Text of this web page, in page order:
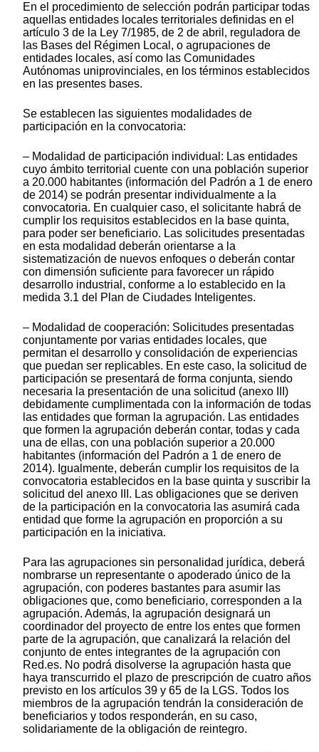
En el procedimiento de selección podrán participar todas
aquellas entidades locales territoriales definidas en el
artículo 3 de la Ley 7/1985, de 2 de abril, reguladora de
las Bases del Régimen Local, o agrupaciones de
entidades locales, así como las Comunidades
Autónomas uniprovinciales, en los términos establecidos
en las presentes bases.
Se establecen las siguientes modalidades de
participación en la convocatoria:
– Modalidad de participación individual: Las entidades
cuyo ámbito territorial cuente con una población superior
a 20.000 habitantes (información del Padrón a 1 de enero
de 2014) se podrán presentar individualmente a la
convocatoria. En cualquier caso, el solicitante habrá de
cumplir los requisitos establecidos en la base quinta,
para poder ser beneficiario. Las solicitudes presentadas
en esta modalidad deberán orientarse a la
sistematización de nuevos enfoques o deberán contar
con dimensión suficiente para favorecer un rápido
desarrollo industrial, conforme a lo establecido en la
medida 3.1 del Plan de Ciudades Inteligentes.
– Modalidad de cooperación: Solicitudes presentadas
conjuntamente por varias entidades locales, que
permitan el desarrollo y consolidación de experiencias
que puedan ser replicables. En este caso, la solicitud de
participación se presentará de forma conjunta, siendo
necesaria la presentación de una solicitud (anexo III)
debidamente cumplimentada con la información de todas
las entidades que forman la agrupación. Las entidades
que formen la agrupación deberán contar, todas y cada
una de ellas, con una población superior a 20.000
habitantes (información del Padrón a 1 de enero de
2014). Igualmente, deberán cumplir los requisitos de la
convocatoria establecidos en la base quinta y suscribir la
solicitud del anexo III. Las obligaciones que se deriven
de la participación en la convocatoria las asumirá cada
entidad que forme la agrupación en proporción a su
participación en la iniciativa.
Para las agrupaciones sin personalidad jurídica, deberá
nombrarse un representante o apoderado único de la
agrupación, con poderes bastantes para asumir las
obligaciones que, como beneficiario, corresponden a la
agrupación. Además, la agrupación designará un
coordinador del proyecto de entre los entes que formen
parte de la agrupación, que canalizará la relación del
conjunto de entes integrantes de la agrupación con
Red.es. No podrá disolverse la agrupación hasta que
haya transcurrido el plazo de prescripción de cuatro años
previsto en los artículos 39 y 65 de la LGS. Todos los
miembros de la agrupación tendrán la consideración de
beneficiarios y todos responderán, en su caso,
solidariamente de la obligación de reintegro.